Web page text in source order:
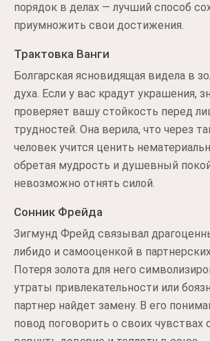
порядок в делах — лучший способ
приумножить свои достижения.
Трактовка Ванги
Болгарская ясновидящая видела в
духа. Если у вас крадут украшения,
проверяет вашу стойкость перед
трудностей. Она верила, что через
человек учится ценить
обретая мудрость и душевный
невозможно отнять силой.
Сонник Фрейда
Зигмунд Фрейд связывал
либидо и самооценкой в
Потеря золота для него
утраты привлекательности или
партнер найдет замену. В его
повод поговорить о своих чувствах